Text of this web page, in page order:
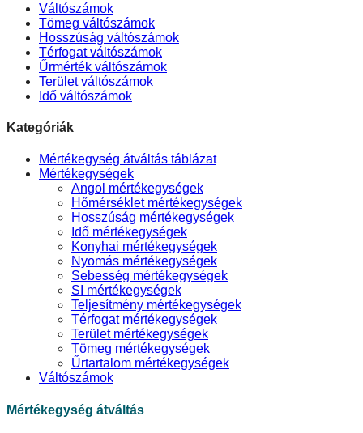
Váltószámok
Tömeg váltószámok
Hosszúság váltószámok
Térfogat váltószámok
Űrmérték váltószámok
Terület váltószámok
Idő váltószámok
Kategóriák
Mértékegység átváltás táblázat
Mértékegységek
Angol mértékegységek
Hőmérséklet mértékegységek
Hosszúság mértékegységek
Idő mértékegységek
Konyhai mértékegységek
Nyomás mértékegységek
Sebesség mértékegységek
SI mértékegységek
Teljesítmény mértékegységek
Térfogat mértékegységek
Terület mértékegységek
Tömeg mértékegységek
Űrtartalom mértékegységek
Váltószámok
Mértékegység átváltás